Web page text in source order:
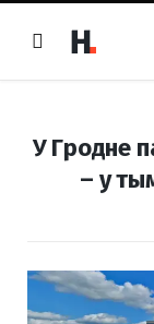
У Гродне
– у